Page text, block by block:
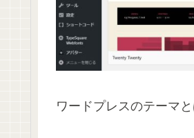
ワードプレスのテーマ